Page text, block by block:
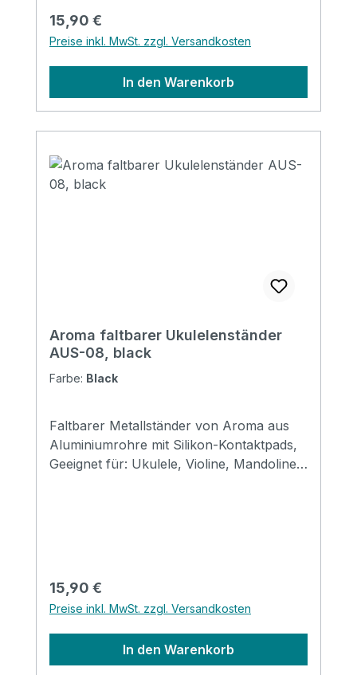
Regulärer Preis:
15,90 €
Preise inkl. MwSt. zzgl. Versandkosten
In den Warenkorb
Aroma faltbarer Ukulelenständer
AUS-08, black
Farbe: Black
Faltbarer Metallständer von Aroma aus
Aluminiumrohre mit Silikon-Kontaktpads,
Geeignet für: Ukulele, Violine, Mandoline
Regulärer Preis:
15,90 €
Preise inkl. MwSt. zzgl. Versandkosten
In den Warenkorb